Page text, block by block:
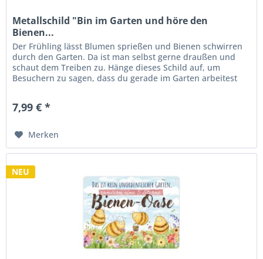
Metallschild "Bin im Garten und höre den
Bienen...
Der Frühling lässt Blumen sprießen und Bienen schwirren
durch den Garten. Da ist man selbst gerne draußen und
schaut dem Treiben zu. Hänge dieses Schild auf, um
Besuchern zu sagen, dass du gerade im Garten arbeitest
7,99 € *
Merken
NEU